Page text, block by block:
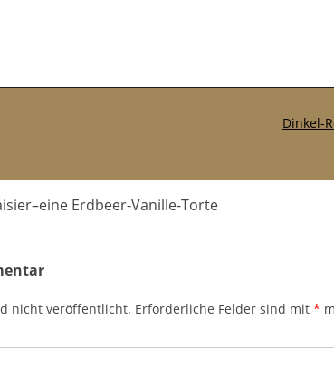
Dinkel-
Erdbeer-Vanille-Torte
nicht veröffentlicht. Erforderliche Felder sind mit *